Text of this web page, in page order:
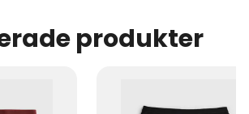
produkter